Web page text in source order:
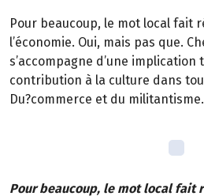
Pour beaucoup, le mot local fait
l’économie. Oui, mais pas que.
s’accompagne d’une implication
contribution à la culture dans
Du?commerce et du militantisme.
Pour beaucoup, le mot local fait